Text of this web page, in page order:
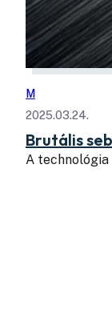
M
2025.03.24.
Brutális
A technológia